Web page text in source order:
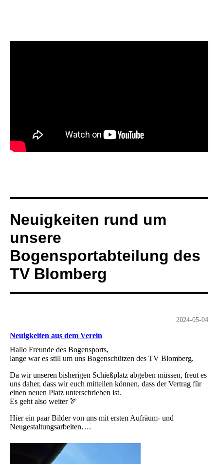
Neuigkeiten rund um
unsere
Bogensportabteilung des
TV Blomberg
2024-05-04
Neuigkeiten aus dem Verein
Hallo Freunde des Bogensports,
lange war es still um uns Bogenschützen des TV Blomberg.
Da wir unseren bisherigen Schießplatz abgeben müssen, freut es
uns daher, dass wir euch mitteilen können, dass der Vertrag für
einen neuen Platz unterschrieben ist.
Es geht also weiter 🏹
Hier ein paar Bilder von uns mit ersten Aufräum- und
Neugestaltungsarbeiten….